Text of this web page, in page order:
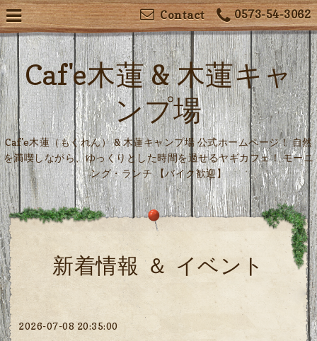
0573-54-3062
Contact
Caf'e木蓮 & 木蓮キャ
ンプ場
Caf'e木蓮（もくれん） & 木蓮キャンプ場 公式ホームページ！ 自然
を満喫しながら、ゆっくりとした時間を過せるヤギカフェ！ モーニ
ング・ランチ 【バイク歓迎】
新着情報 ＆ イベント
2026-07-08 20:35:00